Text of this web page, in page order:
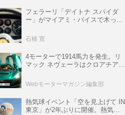
フェラーリ「デイトナ スパイダ
ー」がマイアミ・バイスで木っ端
サ」に化けた理由
石橋 寛
4モーターで1914馬力を発生。リ
マック ネヴェーラはクロアチア発
ロニクル・完全版／115】
Webモーターマガジン編集部
熱気球イベント「空を見上げて IN
東京」が2年ぶりに開催。熱気球